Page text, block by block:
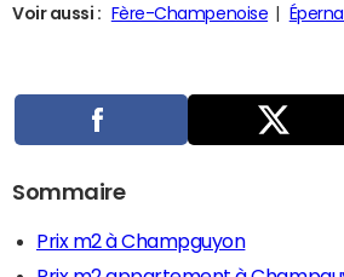
Voir aussi : Fère-Champenoise
Sommaire
Prix m2 à Champguyon